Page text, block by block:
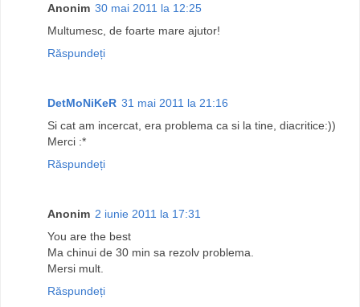
Anonim 30 mai 2011 la 12:25
Multumesc, de foarte mare ajutor!
Răspundeți
DetMoNiKeR 31 mai 2011 la 21:16
Si cat am incercat, era problema ca si la tine, diacritice:))
Merci :*
Răspundeți
Anonim 2 iunie 2011 la 17:31
You are the best
Ma chinui de 30 min sa rezolv problema.
Mersi mult.
Răspundeți